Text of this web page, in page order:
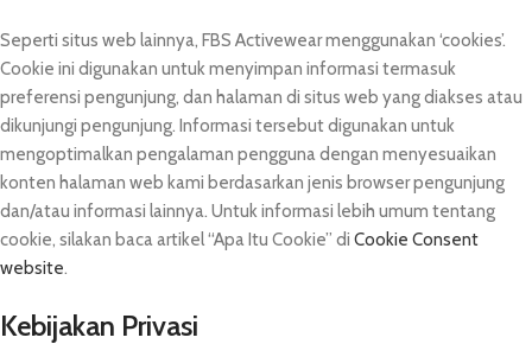
Seperti situs web lainnya, FBS Activewear menggunakan ‘cookies’.
Cookie ini digunakan untuk menyimpan informasi termasuk
preferensi pengunjung, dan halaman di situs web yang diakses atau
dikunjungi pengunjung. Informasi tersebut digunakan untuk
mengoptimalkan pengalaman pengguna dengan menyesuaikan
konten halaman web kami berdasarkan jenis browser pengunjung
dan/atau informasi lainnya. Untuk informasi lebih umum tentang
cookie, silakan baca artikel “Apa Itu Cookie” di Cookie Consent
website.
Kebijakan Privasi